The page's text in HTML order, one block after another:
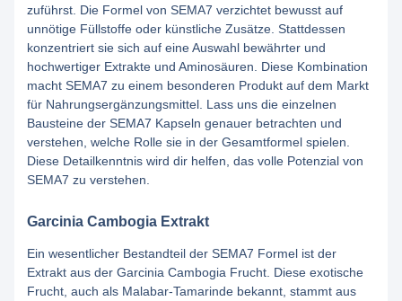
zuführst. Die Formel von SEMA7 verzichtet bewusst auf
unnötige Füllstoffe oder künstliche Zusätze. Stattdessen
konzentriert sie sich auf eine Auswahl bewährter und
hochwertiger Extrakte und Aminosäuren. Diese Kombination
macht SEMA7 zu einem besonderen Produkt auf dem Markt
für Nahrungsergänzungsmittel. Lass uns die einzelnen
Bausteine der SEMA7 Kapseln genauer betrachten und
verstehen, welche Rolle sie in der Gesamtformel spielen.
Diese Detailkenntnis wird dir helfen, das volle Potenzial von
SEMA7 zu verstehen.
Garcinia Cambogia Extrakt
Ein wesentlicher Bestandteil der SEMA7 Formel ist der
Extrakt aus der Garcinia Cambogia Frucht. Diese exotische
Frucht, auch als Malabar-Tamarinde bekannt, stammt aus